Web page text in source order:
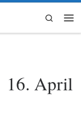
Search
16. April